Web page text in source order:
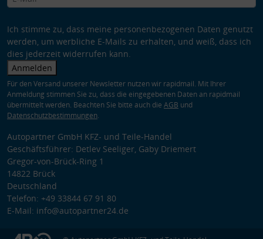
Ich stimme zu, dass meine personenbezogenen Daten genutzt
werden, um werbliche E-Mails zu erhalten, und weiß, dass ich
dies jederzeit widerrufen kann.
Anmelden
Für den Versand unserer Newsletter nutzen wir rapidmail. Mit Ihrer
Anmeldung stimmen Sie zu, dass die eingegebenen Daten an rapidmail
übermittelt werden. Beachten Sie bitte auch die AGB und
Datenschutzbestimmungen.
Autopartner GmbH KFZ- und Teile-Handel
Geschäftsführer: Detlev Seeliger, Gaby Driemert
Gregor-von-Brück-Ring 1
14822 Brück
Deutschland
Telefon: +49 33844 67 91 80
E-Mail: info@autopartner24.de